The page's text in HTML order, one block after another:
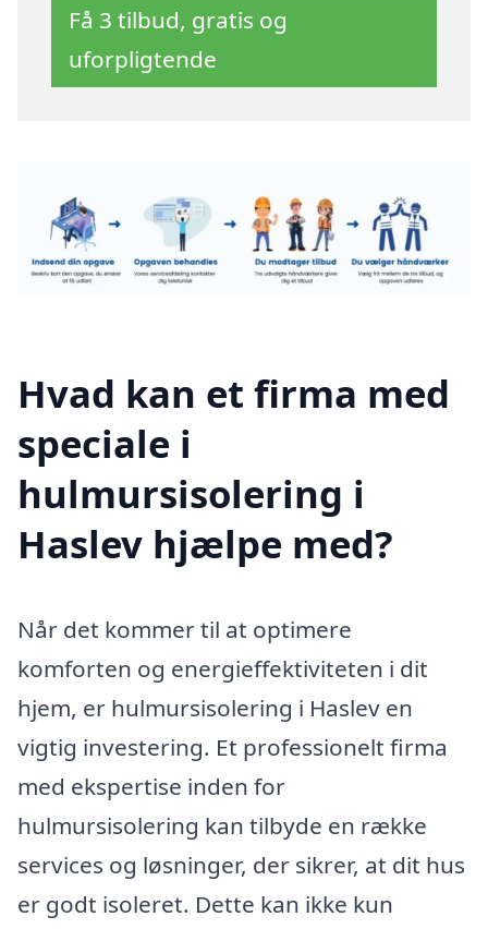
Få 3 tilbud, gratis og
uforpligtende
Hvad kan et firma med
speciale i
hulmursisolering i
Haslev hjælpe med?
Når det kommer til at optimere
komforten og energieffektiviteten i dit
hjem, er hulmursisolering i Haslev en
vigtig investering. Et professionelt firma
med ekspertise inden for
hulmursisolering kan tilbyde en række
services og løsninger, der sikrer, at dit hus
er godt isoleret. Dette kan ikke kun